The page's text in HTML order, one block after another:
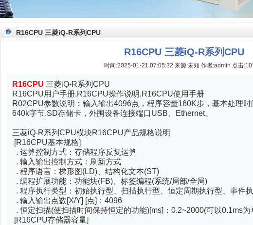
R16CPU 三菱iQ-R系列CPU
R16CPU 三菱iQ-R系列CPU
时间:2025-01-21 07:05:32 来源:未知 作者:admin 点击
R16CPU 三菱iQ-R系列CPU
R16CPU用户手册,R16CPU操作说明,R16CPU使用手册
R02CPU参数说明：输入输出4096点，程序容量160K步，基本处理
640k字节,SD存储卡，外围设备连接端口USB、Ethernet。
三菱iQ-R系列CPU模块R16CPU产品规格说明
[R16CPU基本规格]
. 运算控制方式：存储程序反复运算
. 输入输出控制方式：刷新方式
. 程序语言：梯形图(LD)、结构化文本(ST)
. 编程扩展功能：功能块(FB)、标签编程(系统/局部/全局)
. 程序执行类型：初始执行型、扫描执行型、恒定周期执行型、事件
. 输入输出点数[X/Y] [点]：4096
. 恒定扫描(使扫描时间保持恒定的功能)[ms]：0.2~2000(可以0.1ms为
[R16CPU存储器容量]